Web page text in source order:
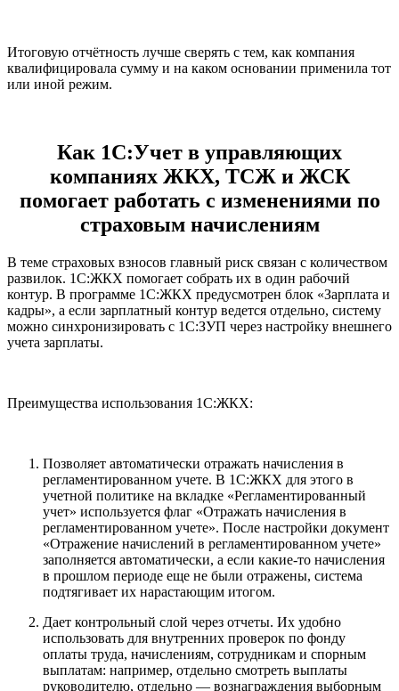
Итоговую отчётность лучше сверять с тем, как компания
квалифицировала сумму и на каком основании применила тот
или иной режим.
Как 1С:Учет в управляющих
компаниях ЖКХ, ТСЖ и ЖСК
помогает работать с изменениями по
страховым начислениям
В теме страховых взносов главный риск связан с количеством
развилок. 1С:ЖКХ помогает собрать их в один рабочий
контур. В программе 1С:ЖКХ предусмотрен блок «Зарплата и
кадры», а если зарплатный контур ведется отдельно, систему
можно синхронизировать с 1С:ЗУП через настройку внешнего
учета зарплаты.
Преимущества использования 1С:ЖКХ:
Позволяет автоматически отражать начисления в
регламентированном учете. В 1С:ЖКХ для этого в
учетной политике на вкладке «Регламентированный
учет» используется флаг «Отражать начисления в
регламентированном учете». После настройки документ
«Отражение начислений в регламентированном учете»
заполняется автоматически, а если какие-то начисления
в прошлом периоде еще не были отражены, система
подтягивает их нарастающим итогом.
Дает контрольный слой через отчеты. Их удобно
использовать для внутренних проверок по фонду
оплаты труда, начислениям, сотрудникам и спорным
выплатам: например, отдельно смотреть выплаты
руководителю, отдельно — вознаграждения выборным